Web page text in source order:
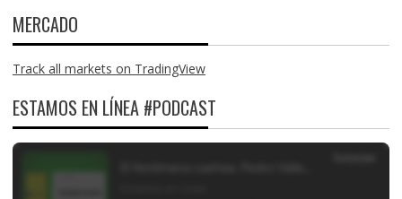
MERCADO
Track all markets on TradingView
ESTAMOS EN LÍNEA #PODCAST